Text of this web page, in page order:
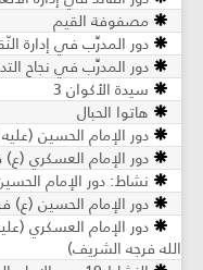
مصفوفة القيم
دور المدرِّب في إدارة
دور المدرِّب في نجاح
سيدة الأكوان 3
هاتوا الحبال
دور الإمام الحسين
دور الإمام العسكري
نشاط: دور الإمام
دور الإمام الحسين
دور الإمام العسكري
الله فرجه الشريف)